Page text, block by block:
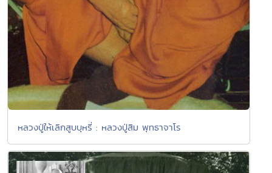
หลวงปู่ให้เลิกสูบบุหรี่ : หลวงปู่สิม พุทธาจาโร